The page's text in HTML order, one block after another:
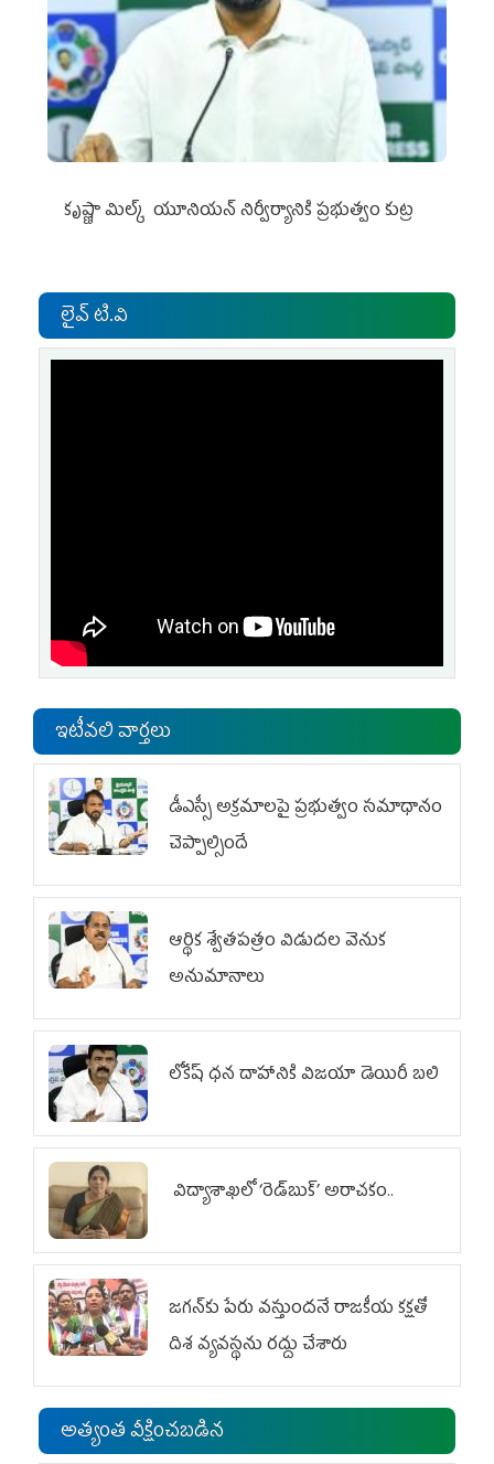
కృష్ణా మిల్క్‌ యూనియన్‌ నిర్వీర్యానికి ప్రభుత్వం కుట్ర
లైవ్ టి.వి
ఇటీవలి వార్తలు
డీఎస్సీ అక్రమాలపై ప్రభుత్వం సమాధానం
చెప్పాల్సిందే
ఆర్థిక శ్వేతపత్రం విడుదల వెనుక
అనుమానాలు
లోకేష్ ధ‌న దాహానికి విజ‌యా డెయిరీ బ‌లి
విద్యాశాఖలో ‘రెడ్‌బుక్’ అరాచకం..
జగన్‌కు పేరు వస్తుందనే రాజకీయ కక్షతో
దిశ వ్య‌వ‌స్థ‌ను రద్దు చేశారు
అత్యంత వీక్షించబడిన